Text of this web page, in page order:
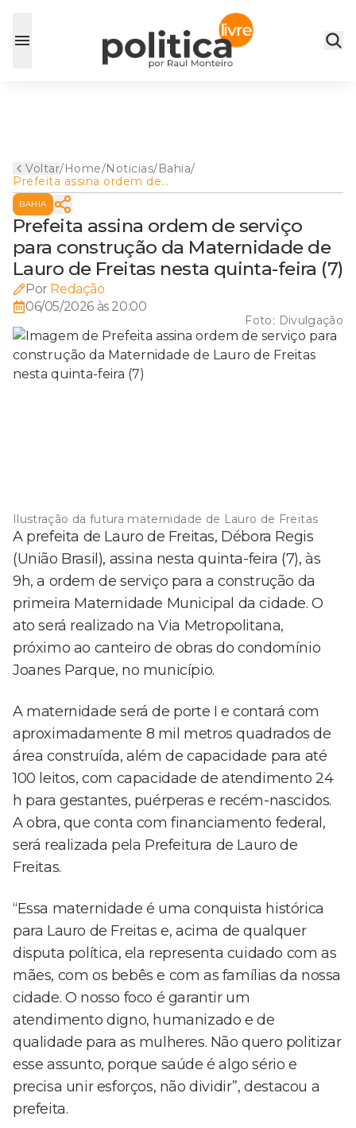
Voltar/Home/Noticias/Bahia/
Prefeita assina ordem de
serviço para construção da
Maternidade de Lauro de
Freitas nesta quinta-feira (7)
BAHIA
Prefeita assina ordem de serviço
para construção da Maternidade de
Lauro de Freitas nesta quinta-feira (7)
Por Redação
06/05/2026 às 20:00
Foto: Divulgação
Ilustração da futura maternidade de Lauro de Freitas
A prefeita de Lauro de Freitas, Débora Regis
(União Brasil), assina nesta quinta-feira (7), às
9h, a ordem de serviço para a construção da
primeira Maternidade Municipal da cidade. O
ato será realizado na Via Metropolitana,
próximo ao canteiro de obras do condomínio
Joanes Parque, no município.
A maternidade será de porte I e contará com
aproximadamente 8 mil metros quadrados de
área construída, além de capacidade para até
100 leitos, com capacidade de atendimento 24
h para gestantes, puérperas e recém-nascidos.
A obra, que conta com financiamento federal,
será realizada pela Prefeitura de Lauro de
Freitas.
“Essa maternidade é uma conquista histórica
para Lauro de Freitas e, acima de qualquer
disputa política, ela representa cuidado com as
mães, com os bebês e com as famílias da nossa
cidade. O nosso foco é garantir um
atendimento digno, humanizado e de
qualidade para as mulheres. Não quero politizar
esse assunto, porque saúde é algo sério e
precisa unir esforços, não dividir”, destacou a
prefeita.